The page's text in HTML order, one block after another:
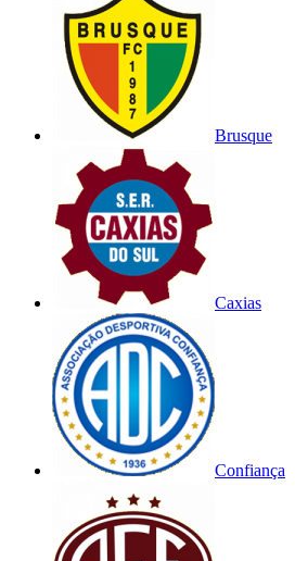
Brusque
Caxias
Confiança